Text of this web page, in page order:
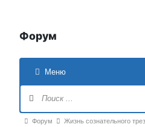
Форум
Меню
Форума
Форум
Форум Жизнь сознательного